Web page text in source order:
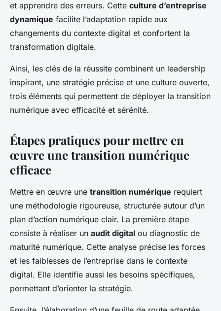
et apprendre des erreurs. Cette culture d’entreprise
dynamique facilite l’adaptation rapide aux
changements du contexte digital et confortent la
transformation digitale.
Ainsi, les clés de la réussite combinent un leadership
inspirant, une stratégie précise et une culture ouverte,
trois éléments qui permettent de déployer la transition
numérique avec efficacité et sérénité.
Étapes pratiques pour mettre en
œuvre une transition numérique
efficace
Mettre en œuvre une transition numérique requiert
une méthodologie rigoureuse, structurée autour d’un
plan d’action numérique clair. La première étape
consiste à réaliser un audit digital ou diagnostic de
maturité numérique. Cette analyse précise les forces
et les faiblesses de l’entreprise dans le contexte
digital. Elle identifie aussi les besoins spécifiques,
permettant d’orienter la stratégie.